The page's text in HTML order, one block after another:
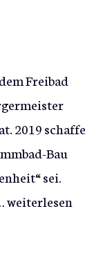
Freibad
2019 schaffe
Bau
sei.
weiterlesen